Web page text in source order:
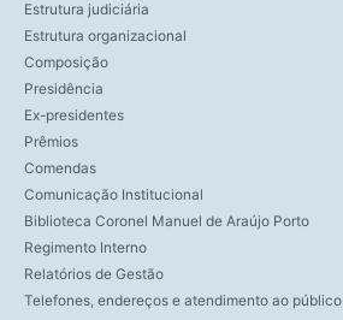
Estrutura judiciária
Estrutura organizacional
Composição
Presidência
Ex-presidentes
Prêmios
Comendas
Comunicação Institucional
Biblioteca Coronel Manuel de Araújo Porto
Regimento Interno
Relatórios de Gestão
Telefones, endereços e atendimento ao público